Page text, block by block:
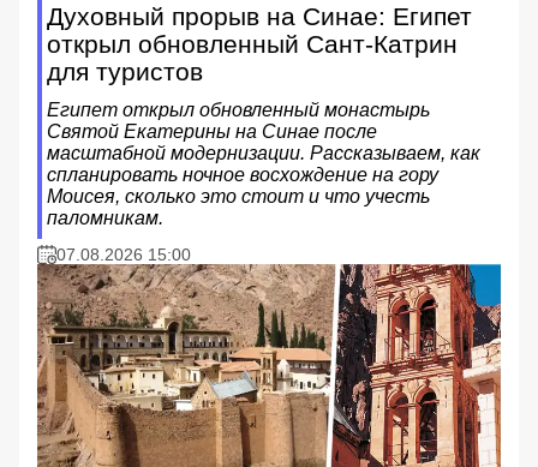
Духовный прорыв на Синае: Египет
открыл обновленный Сант-Катрин
для туристов
Египет открыл обновленный монастырь
Святой Екатерины на Синае после
масштабной модернизации. Рассказываем, как
спланировать ночное восхождение на гору
Моисея, сколько это стоит и что учесть
паломникам.
07.08.2026 15:00